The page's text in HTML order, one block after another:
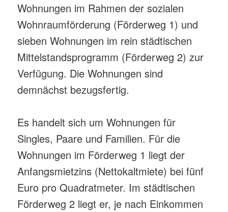
Wohnungen im Rahmen der sozialen
Wohnraumförderung (Förderweg 1) und
sieben Wohnungen im rein städtischen
Mittelstandsprogramm (Förderweg 2) zur
Verfügung. Die Wohnungen sind
demnächst bezugsfertig.
Es handelt sich um Wohnungen für
Singles, Paare und Familien. Für die
Wohnungen im Förderweg 1 liegt der
Anfangsmietzins (Nettokaltmiete) bei fünf
Euro pro Quadratmeter. Im städtischen
Förderweg 2 liegt er, je nach Einkommen